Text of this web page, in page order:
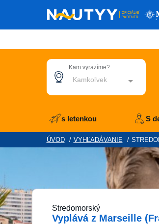
Kam vyrazíme?
Kamkoľvek
s letenkou S
ÚVOD / VYHĽADÁVANIE /
Stredomorský
Vyplává z Marseille